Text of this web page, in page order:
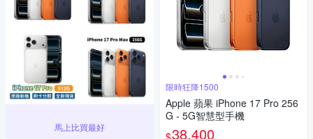
馬上比買最好
限時狂降1500
Apple 蘋果 iPhone 17 Pro 256
G - 5G智慧型手機
38,400